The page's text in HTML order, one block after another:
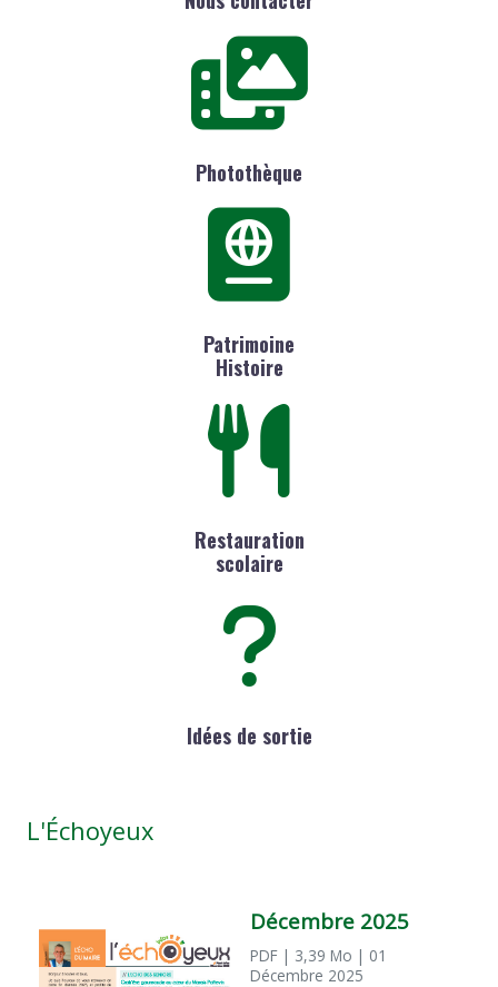
Photothèque
Patrimoine
Histoire
Restauration
scolaire
Idées de sortie
L'Échoyeux
Décembre 2025
PDF | 3,39 Mo | 01
Décembre 2025